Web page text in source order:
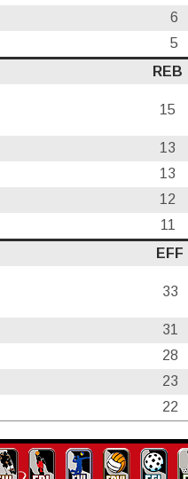
6
5
REB
15
13
13
12
11
EFF
33
31
28
23
22